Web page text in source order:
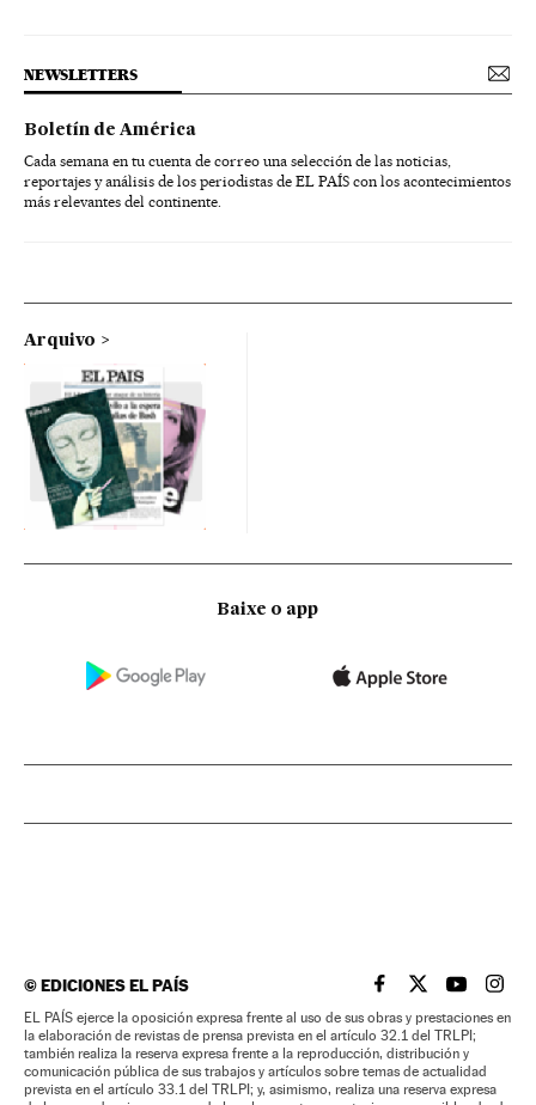
NEWSLETTERS
Boletín de América
Cada semana en tu cuenta de correo una selección de las noticias,
reportajes y análisis de los periodistas de EL PAÍS con los acontecimientos
más relevantes del continente.
Arquivo
Baixe o app
©EDICIONES EL PAÍS EL PAÍS BRASIL EN
EL PAÍSEL PAÍS
EL
EL PAÍS ejerce la oposición expresa frente al uso de sus obras y prestaciones en
la elaboración de revistas de prensa prevista en el artículo 32.1 del TRLPI;
también realiza la reserva expresa frente a la reproducción, distribución y
comunicación pública de sus trabajos y artículos sobre temas de actualidad
prevista en el artículo 33.1 del TRLPI; y, asimismo, realiza una reserva expresa